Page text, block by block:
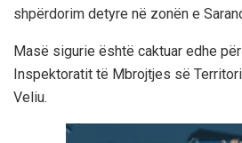
shpërdorim detyre në zonën e
Masë sigurie është caktuar edhe
Inspektoratit të Mbrojtjes së
Veliu.